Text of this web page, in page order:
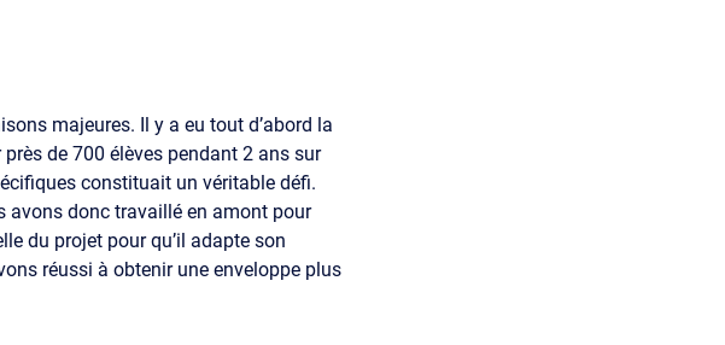
majeures. Il y a eu tout d’abord la
de 700 élèves pendant 2 ans sur
constituait un véritable défi.
avons donc travaillé en amont pour
du projet pour qu’il adapte son
réussi à obtenir une enveloppe plus